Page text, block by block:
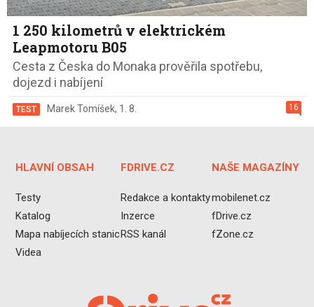
1 250 kilometrů v elektrickém
Leapmotoru B05
Cesta z Česka do Monaka prověřila spotřebu,
dojezd i nabíjení
16
TEST Marek Tomíšek, 1. 8.
HLAVNÍ OBSAH
Testy
Katalog
Mapa nabíjecích stanic
Videa
FDRIVE.CZ
Redakce a kontakty
Inzerce
RSS kanál
NAŠE MAGAZÍNY
mobilenet.cz
fDrive.cz
fZone.cz